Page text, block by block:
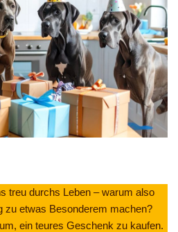
treu durchs Leben – warum also
zu etwas Besonderem machen?
ein teures Geschenk zu kaufen.